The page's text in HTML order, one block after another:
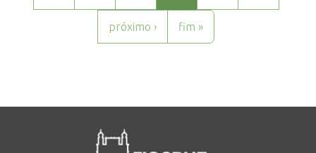
próximo › fim »